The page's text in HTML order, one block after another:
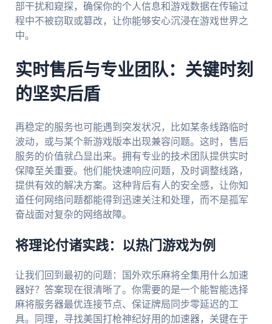
部干扰和窥探，确保你的个人信息和游戏数据在传输过
程中不被窃取或篡改，让你能够安心沉浸在游戏世界之
中。
实时售后与专业团队：关键时刻
的坚实后盾
再稳定的服务也可能遇到突发状况，比如某条线路临时
波动，或与某个新游戏版本出现兼容问题。这时，售后
服务的价值就凸显出来。拥有专业的技术团队提供实时
保障至关重要。他们能快速响应问题，及时调整线路，
提供有效的解决方案。这种背后有人的安全感，让你知
道任何网络问题都能得到迅速关注和处理，而不是孤军
奋战面对复杂的网络故障。
将理论付诸实践：以热门游戏为例
让我们回到最初的问题：国外欢乐麻将全集用什么加速
器好？答案现在很清晰了。你需要的是一个能智能选择
麻将服务器最优连接节点、保证牌局同步零延迟的工
具。同理，寻找美国打枪神纪好用的加速器，关键在于